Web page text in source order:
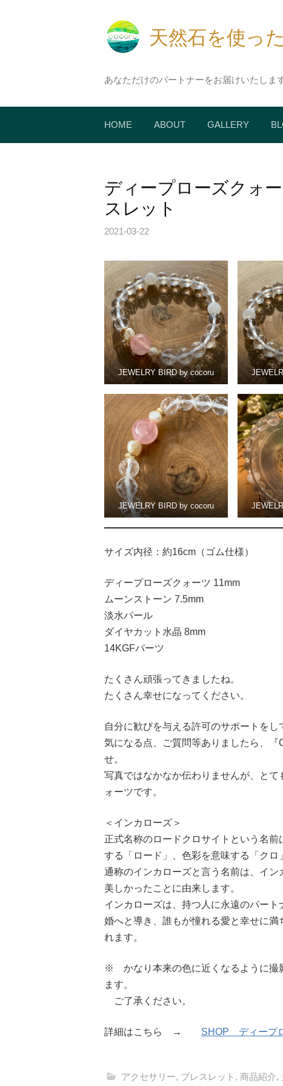
ス
天然石を使っ
あなただけのパートナーをお届けいたします
HOME ABOUT GALLERY
ディープローズクォ
スレット
2021-03-22
JEWELRY BIRD by cocoru
JEWELRY BIRD by cocoru
サイズ内径：約16cm（ゴム仕様）
ディープローズクォーツ 11mm
ムーンストーン 7.5mm
淡水パール
ダイヤカット水晶 8mm
14KGFパーツ
たくさん頑張ってきましたね。
たくさん幸せになってください。
自分に歓びを与える許可のサポートをし
気になる点、ご質問等ありましたら、
せ。
写真ではなかなか伝わりませんが、と
ォーツです。
＜インカローズ＞
正式名称のロードクロサイトという名
する「ロード」、色彩を意味する「クロ
通称のインカローズと言う名前は、イ
美しかったことに由来します。
インカローズは、持つ人に永遠のパー
婚へと導き、誰もが憧れる愛と幸せに
れます。
※ かなり本来の色に近くなるように撮
ます。
ご了承ください。
詳細はこちら → SHOP ディープ
アクセサリー, ブレスレット , 商品紹介,